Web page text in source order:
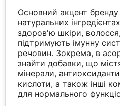
Основний акцент
натуральних
здоров'ю шкіри,
підтримують імунну
речовин. Зокрема, в
знайти добавки, що
мінерали,
кислоти, а також інші
для нормального